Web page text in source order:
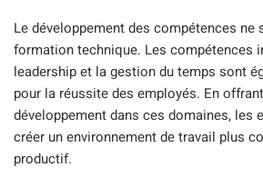
Le développement des compétences ne
formation technique. Les compétences
leadership et la gestion du temps sont
pour la réussite des employés. En
développement dans ces domaines, les
créer un environnement de travail plus
productif.